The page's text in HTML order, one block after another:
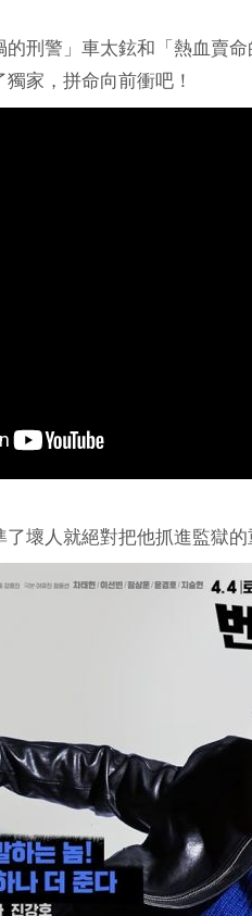
刑警」車太鉉和「熱血賣
家，拼命向前衝吧！
壞人就絕對把他抓進監獄的